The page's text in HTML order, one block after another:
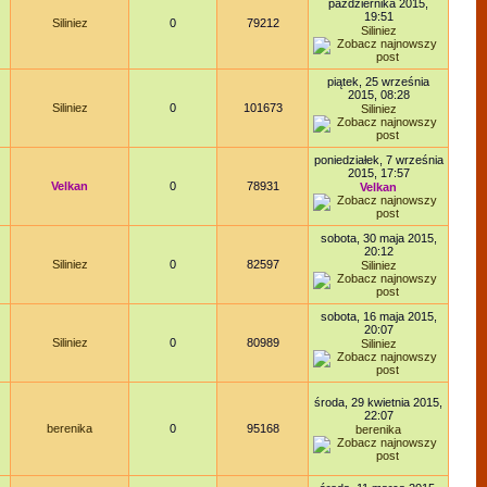
Siliniez 0 79212
października 2015,
19:51
Siliniez
Siliniez 0 101673
piątek, 25 września
2015, 08:28
Siliniez
Velkan 0 78931
poniedziałek, 7 września
2015, 17:57
Velkan
Siliniez 0 82597
sobota, 30 maja 2015,
20:12
Siliniez
Siliniez 0 80989
sobota, 16 maja 2015,
20:07
Siliniez
berenika 0 95168
środa, 29 kwietnia 2015,
22:07
berenika